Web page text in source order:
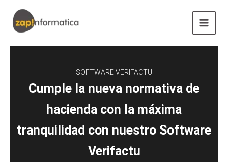
contenido
Main
Menu
SOFTWARE VERIFACTU
Cumple la nueva normativa de
hacienda con la máxima
tranquilidad con nuestro Software
Verifactu